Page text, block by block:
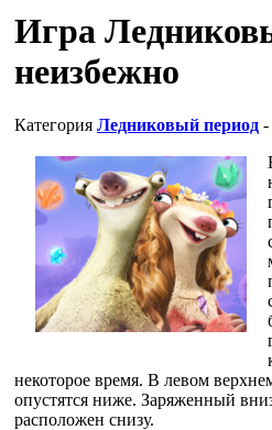
Игра
неизбежно
Категория Ледниковый период -
некоторое время. В левом
опустятся ниже. Заряженный
расположен снизу.